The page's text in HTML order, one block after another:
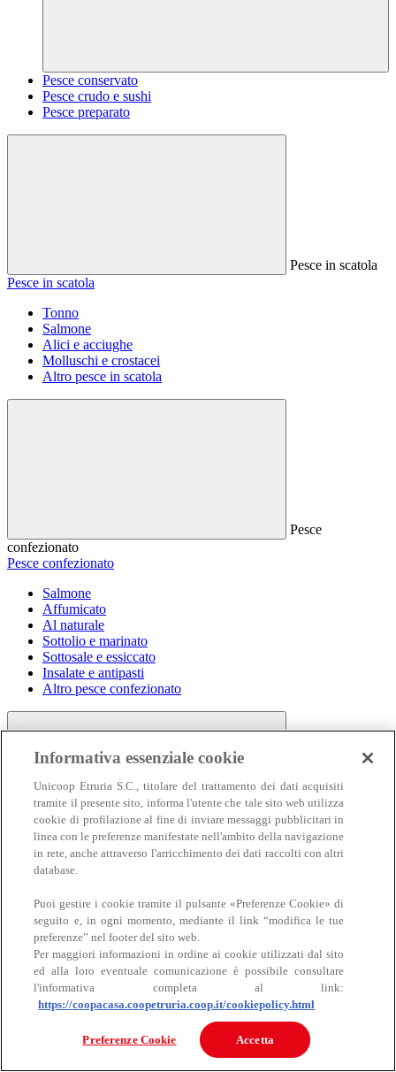
Pesce conservato
Pesce crudo e sushi
Pesce preparato
Pesce in scatola
Pesce in scatola
Tonno
Salmone
Alici e acciughe
Molluschi e crostacei
Altro pesce in scatola
Pesce
confezionato
Pesce confezionato
Salmone
Affumicato
Al naturale
Sottolio e marinato
Sottosale e essiccato
Insalate e antipasti
Altro pesce confezionato
Carne
Carne
Bovino
Informativa essenziale cookie
Unicoop Etruria S.C., titolare del trattamento dei dati acquisiti
tramite il presente sito, informa l'utente che tale sito web utilizza
cookie di profilazione al fine di inviare messaggi pubblicitari in
linea con le preferenze manifestate nell'ambito della navigazione
in rete, anche attraverso l'arricchimento dei dati raccolti con altri
database.
Puoi gestire i cookie tramite il pulsante «Preferenze Cookie» di
seguito e, in ogni momento, mediante il link “modifica le tue
preferenze” nel footer del sito web.
Per maggiori informazioni in ordine ai cookie utilizzati dal sito
ed alla loro eventuale comunicazione è possibile consultare
l'informativa completa al link:
https://coopacasa.coopetruria.coop.it/cookiepolicy.html
Preferenze Cookie Accetta